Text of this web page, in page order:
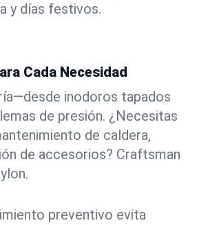
y días festivos.
Cada Necesidad
inodoros tapados
de presión. ¿Necesitas
de caldera,
de accesorios? Craftsman
preventivo evita